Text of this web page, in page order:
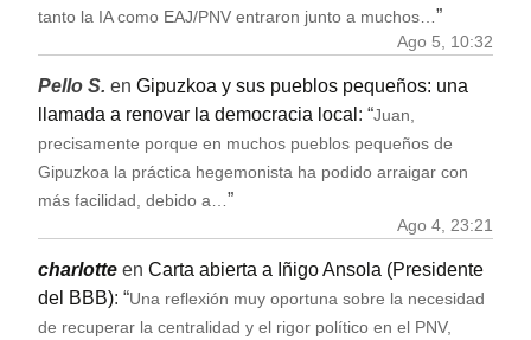
tanto la IA como EAJ/PNV entraron junto a muchos…”
Ago 5, 10:32
Pello S. en Gipuzkoa y sus pueblos pequeños: una
llamada a renovar la democracia local : “Juan,
precisamente porque en muchos pueblos pequeños de
Gipuzkoa la práctica hegemonista ha podido arraigar con
más facilidad, debido a… ”
Ago 4, 23:21
charlotte en Carta abierta a Iñigo Ansola (Presidente
del BBB): “Una reflexión muy oportuna sobre la necesidad
de recuperar la centralidad y el rigor político en el PNV,